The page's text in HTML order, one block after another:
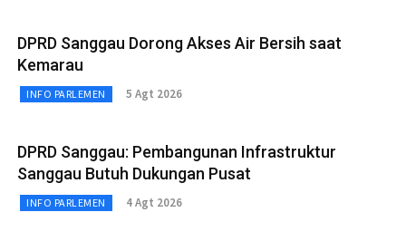
DPRD Sanggau Dorong Akses Air Bersih saat
Kemarau
INFO PARLEMEN 5 Agt 2026
DPRD Sanggau: Pembangunan Infrastruktur
Sanggau Butuh Dukungan Pusat
INFO PARLEMEN 4 Agt 2026